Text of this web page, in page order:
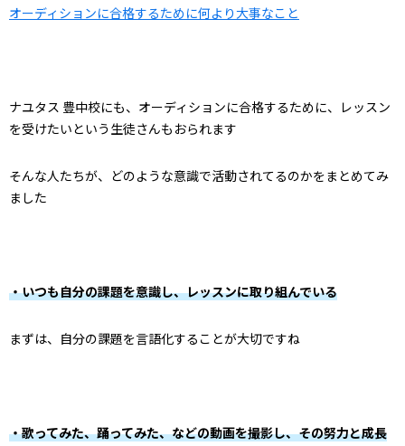
オーディションに合格するために何より大事なこと
ナユタス 豊中校にも、オーディションに合格するために、レッスン
を受けたいという生徒さんもおられます
そんな人たちが、どのような意識で活動されてるのかをまとめてみ
ました
・いつも自分の課題を意識し、レッスンに取り組んでいる
まずは、自分の課題を言語化することが大切ですね
・歌ってみた、踊ってみた、などの動画を撮影し、その努力と成長